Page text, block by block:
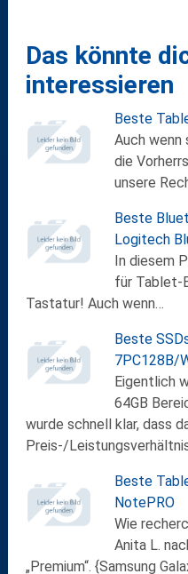
Das könnte
interessieren
Beste
Auch wenn
die
unsere
Beste
Logitech
In diesem
für Tablet-
Tastatur! Auch wenn…
Beste
7PC128B/
Eigentlich
64GB
wurde schnell klar, dass
Preis-/
Beste
NotePRO
Wie
Anita L.
„Premium“. {Samsung